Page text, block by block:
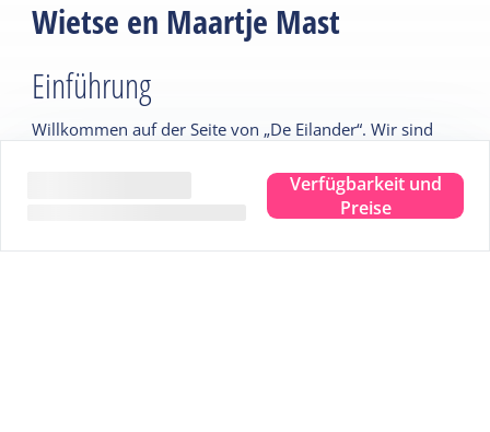
Verfügbarkeit und
Preise
Wietse en Maartje Mast
Einführung
Willkommen auf der Seite von „De Eilander“. Wir sind
der Wohnung „De Eilander“. Wir haben die Wohnung
kürzlich komplett renoviert und sind sehr stolz auf das